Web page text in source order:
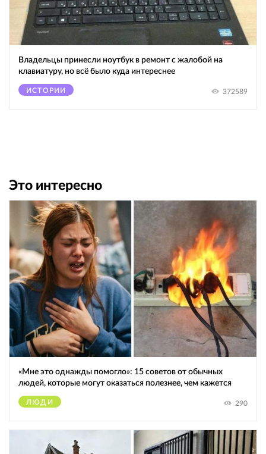
Владельцы принесли ноутбук в ремонт с жалобой на
клавиатуру, но всё было куда интереснее
ИСТОРИИ 372589
Это интересно
«Мне это однажды помогло»: 15 советов от обычных
людей, которые могут оказаться полезнее, чем кажется
ЛЮДИ 290